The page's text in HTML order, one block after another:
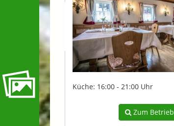
Küche: 16:00 - 21:00 Uhr
Zum Betrieb